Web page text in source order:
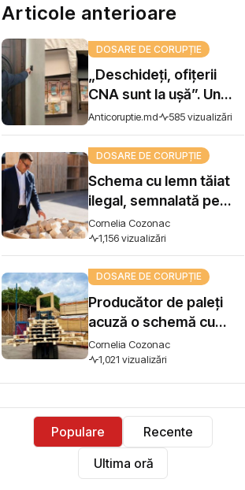
Articole anterioare
DOSARE DE CORUPȚIE
„Deschideți, ofițerii
CNA sunt la ușă”. Un
șef de direcție la AIPA,
reținut pentru trafic de
influență
Anticoruptie.md 585 vizualizări
DOSARE DE CORUPȚIE
Schema cu lemn tăiat
ilegal, semnalată pe
Harta Corupției, ajunge
la Guvern. Premierul
Vasile Tofan: „Subiectul
se ia în lucru”
Cornelia Cozonac
1,156 vizualizări
DOSARE DE CORUPȚIE
Producător de paleți
acuză o schemă cu
lemn tăiat ilegal și cere
intervenția premierului:
"Concurez cu firme
primă din pădure tăiată
ilegal"
Cornelia Cozonac
1,021 vizualizări
Populare
Recente
Ultima oră